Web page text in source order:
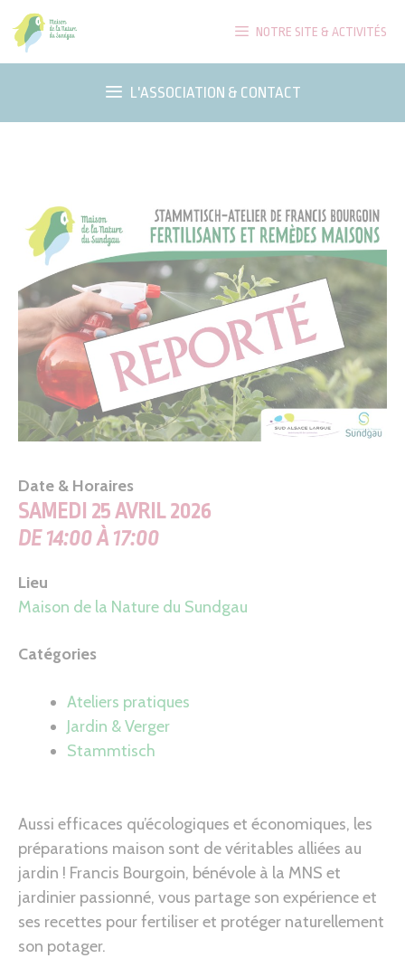
Aller
au
contenu
NOTRE SITE & ACTIVITÉS
L'ASSOCIATION & CONTACT
Date & Horaires
SAMEDI 25 AVRIL 2026
DE 14:00 À 17:00
Lieu
Maison de la Nature du Sundgau
Catégories
Ateliers pratiques
Jardin & Verger
Stammtisch
Aussi efficaces qu’écologiques et économiques, les
préparations maison sont de véritables alliées au
jardin ! Francis Bourgoin, bénévole à la MNS et
jardinier passionné, vous partage son expérience et
ses recettes pour fertiliser et protéger naturellement
son potager.